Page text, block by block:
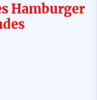
Hamburger